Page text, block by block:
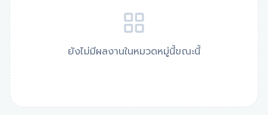
ยังไม่มีผลงานในหมวดหมู่นี้ขณะนี้